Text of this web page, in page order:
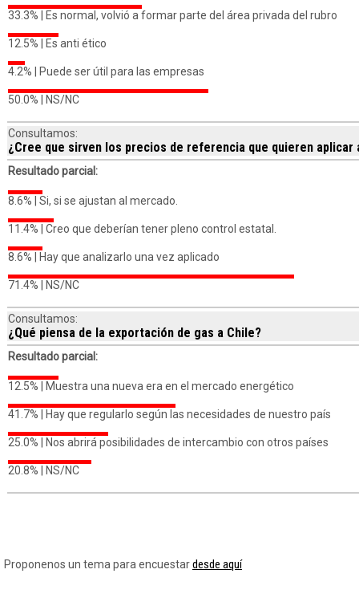
33.3% | Es normal, volvió a formar parte del área privada del rubro
12.5% | Es anti ético
4.2% | Puede ser útil para las empresas
50.0% | NS/NC
Consultamos:
¿Cree que sirven los precios de referencia que quieren aplicar
Resultado parcial:
8.6% | Si, si se ajustan al mercado.
11.4% | Creo que deberían tener pleno control estatal.
8.6% | Hay que analizarlo una vez aplicado
71.4% | NS/NC
Consultamos:
¿Qué piensa de la exportación de gas a Chile?
Resultado parcial:
12.5% | Muestra una nueva era en el mercado energético
41.7% | Hay que regularlo según las necesidades de nuestro país
25.0% | Nos abrirá posibilidades de intercambio con otros países
20.8% | NS/NC
Proponenos un tema para encuestardesde aquí